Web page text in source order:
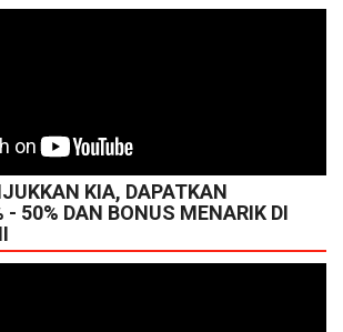
KIA, DAPATKAN
- 50% DAN BONUS MENARIK DI